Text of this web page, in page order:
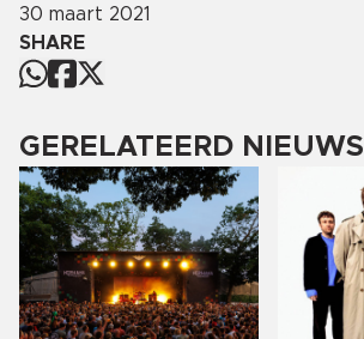
30 maart 2021
SHARE
GERELATEERD NIEUWS